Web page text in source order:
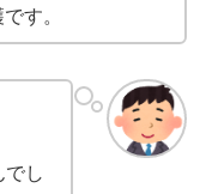
す。
でし